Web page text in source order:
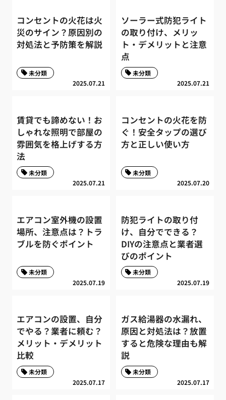
コンセントの火花は火
災のサイン？原因別の
対処法と予防策を解説
2025.07.21
未分類
ソーラー式防犯ライト
の取り付け、メリッ
ト・デメリットと注意
点
2025.07.21
未分類
賃貸でも諦めない！お
しゃれな照明で部屋の
雰囲気を格上げする方
法
2025.07.21
未分類
コンセントの火花を防
ぐ！安全タップの選び
方と正しい使い方
2025.07.20
未分類
エアコン室外機の設置
場所、注意点は？トラ
ブルを防ぐポイント
2025.07.19
未分類
防犯ライトの取り付
け、自分でできる？
DIYの注意点と業者選
びのポイント
2025.07.19
未分類
エアコンの設置、自分
でやる？業者に頼む？
メリット・デメリット
比較
2025.07.17
未分類
ガス給湯器の水漏れ、
原因と対処法は？放置
すると危険な理由も解
説
2025.07.17
未分類